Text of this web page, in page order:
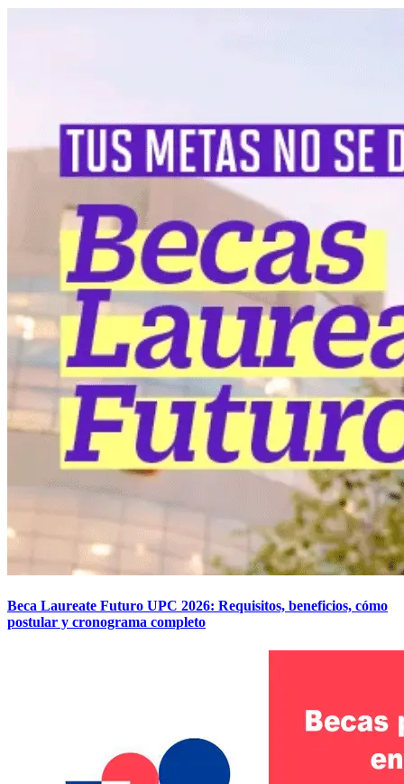
Beca Laureate Futuro UPC 2026: Requisitos, beneficios, cómo
postular y cronograma completo